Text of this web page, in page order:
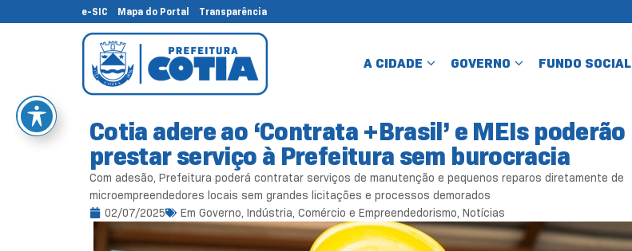
e-SIC Mapa do Portal Transparência
A CIDADE GOVERNO FUNDO SOCIAL
Cotia adere ao ‘Contrata +Brasil’ e MEIs poderão
prestar serviço à Prefeitura sem burocracia
Com adesão, Prefeitura poderá contratar serviços de manutenção e pequenos reparos diretamente de
microempreendedores locais sem grandes licitações e processos demorados
02/07/2025
Em Governo, Indústria, Comércio e Empreendedorismo, Notícias